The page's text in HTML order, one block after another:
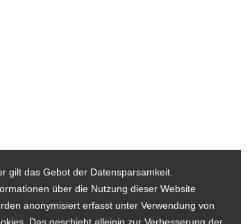
gilt das Gebot der Datensparsamkeit.
über die Nutzung dieser Website
anonymisiert erfasst unter Verwendung von